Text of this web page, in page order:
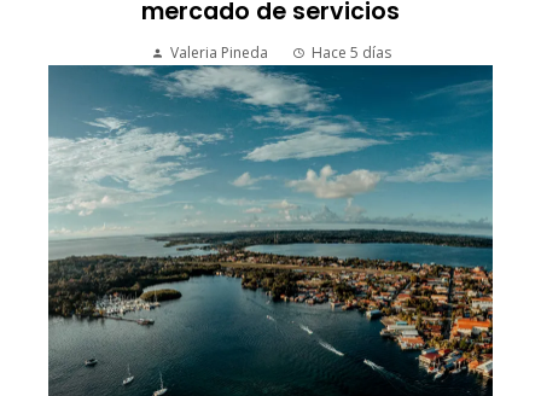
mercado de servicios
Valeria Pineda Hace 5 días